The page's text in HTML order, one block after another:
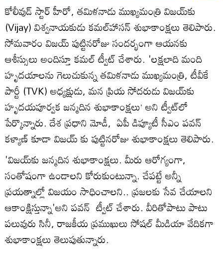
కోలీవుడ్‌ స్టార్‌ హీరో, తమిళనాడు ముఖ్యమంత్రి విజయ్‌కు
(Vijay) విశ్వనాయకుడు కమల్‌హాసన్‌ శుభాకాంక్షలు తెలిపారు.
సోమవారం విజయ్‌ పుట్టినరోజు సందర్భంగా ఆయనకు
ఆశీస్సులు అందిస్తూ కమల్‌ ట్వీట్‌ చేశారు. 'లక్షలాది మంది
హృదయాలను గెలుచుకున్న తమిళనాడు ముఖ్యమంత్రి, టీవీకే
పార్టీ (TVK) అధ్యక్షుడు, మన ప్రియ సోదరుడు విజయ్‌కు
హృదయపూర్వక జన్మదిన శుభాకాంక్షలు’ అని ట్వీట్‌లో
పేర్కొన్నారు. దేశ ప్రధాని మోడీ, ఏపీ డిప్యూటీ సీఎం పవన్
కళ్యాణ్ కూడా విజయ్ కు పుట్టినరోజు శుభాకాంక్షలు తెలిపారు.
'విజయ్‌కు జన్మదిన శుభాకాంక్షలు. మీరు ఆరోగ్యంగా,
సంతోషంగా ఉండాలని కోరుకుంటున్నా. చేపట్టే అన్నీ
ప్రయత్నాల్లో విజయం సాధించాలని.. ప్రజలకు సేవ చేయాలని
ఆకాంక్షిస్తున్నా'అని పవన్ ట్వీట్ చేశారు. వీరితోపాటు పాటు
పలువురు సినీ, రాజకీయ ప్రముఖులు సోషల్‌ మీడియా వేదికగా
శుభాకాంక్షలు తెలుపుతున్నారు.